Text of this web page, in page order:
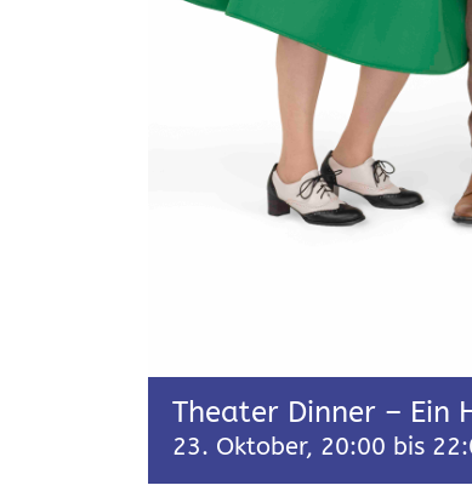
Theater Dinner – Ein
23. Oktober, 20:00 bis